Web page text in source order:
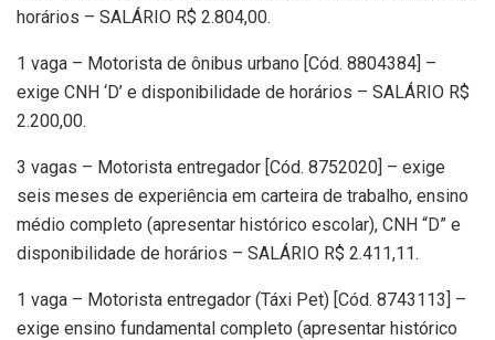
horários – SALÁRIO R$ 2.804,00.
1 vaga – Motorista de ônibus urbano [Cód. 8804384] –
exige CNH ‘D’ e disponibilidade de horários – SALÁRIO R$
2.200,00.
3 vagas – Motorista entregador [Cód. 8752020] – exige
seis meses de experiência em carteira de trabalho, ensino
médio completo (apresentar histórico escolar), CNH “D” e
disponibilidade de horários – SALÁRIO R$ 2.411,11.
1 vaga – Motorista entregador (Táxi Pet) [Cód. 8743113] –
exige ensino fundamental completo (apresentar histórico